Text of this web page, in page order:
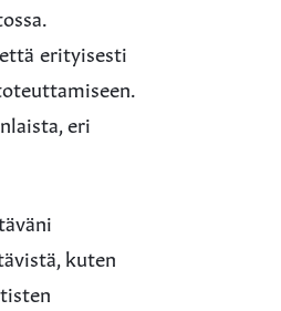
erityisesti
eri
kuten